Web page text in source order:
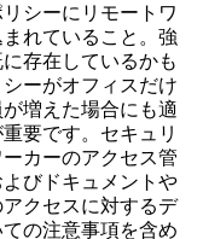
シーにリモートワ
れていること。強
存在しているかも
ーがオフィスだけ
増えた場合にも適
要です。セキュリ
カーのアクセス管
びドキュメントや
クセスに対するデ
の注意事項を含め